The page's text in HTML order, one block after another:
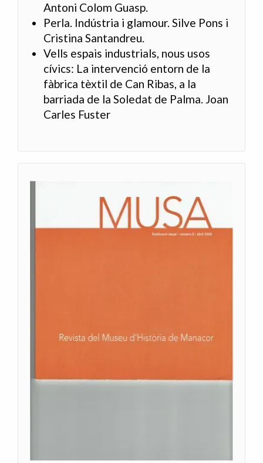
Antoni Colom Guasp.
Perla. Indústria i glamour. Silve Pons i
Cristina Santandreu.
Vells espais industrials, nous usos
cívics: La intervenció entorn de la
fàbrica tèxtil de Can Ribas, a la
barriada de la Soledat de Palma. Joan
Carles Fuster